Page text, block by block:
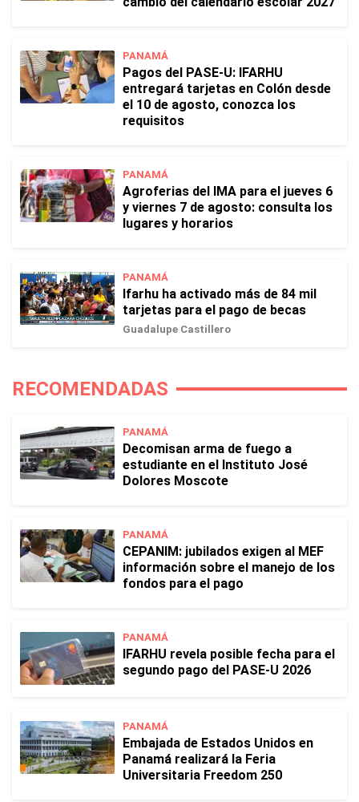
PANAMÁ
Pagos del PASE-U: IFARHU
entregará tarjetas en Colón desde
el 10 de agosto, conozca los
requisitos
PANAMÁ
Agroferias del IMA para el jueves 6
y viernes 7 de agosto: consulta los
lugares y horarios
PANAMÁ
Ifarhu ha activado más de 84 mil
tarjetas para el pago de becas
Guadalupe Castillero
RECOMENDADAS
PANAMÁ
Decomisan arma de fuego a
estudiante en el Instituto José
Dolores Moscote
PANAMÁ
CEPANIM: jubilados exigen al MEF
información sobre el manejo de los
fondos para el pago
PANAMÁ
IFARHU revela posible fecha para el
segundo pago del PASE-U 2026
PANAMÁ
Embajada de Estados Unidos en
Panamá realizará la Feria
Universitaria Freedom 250